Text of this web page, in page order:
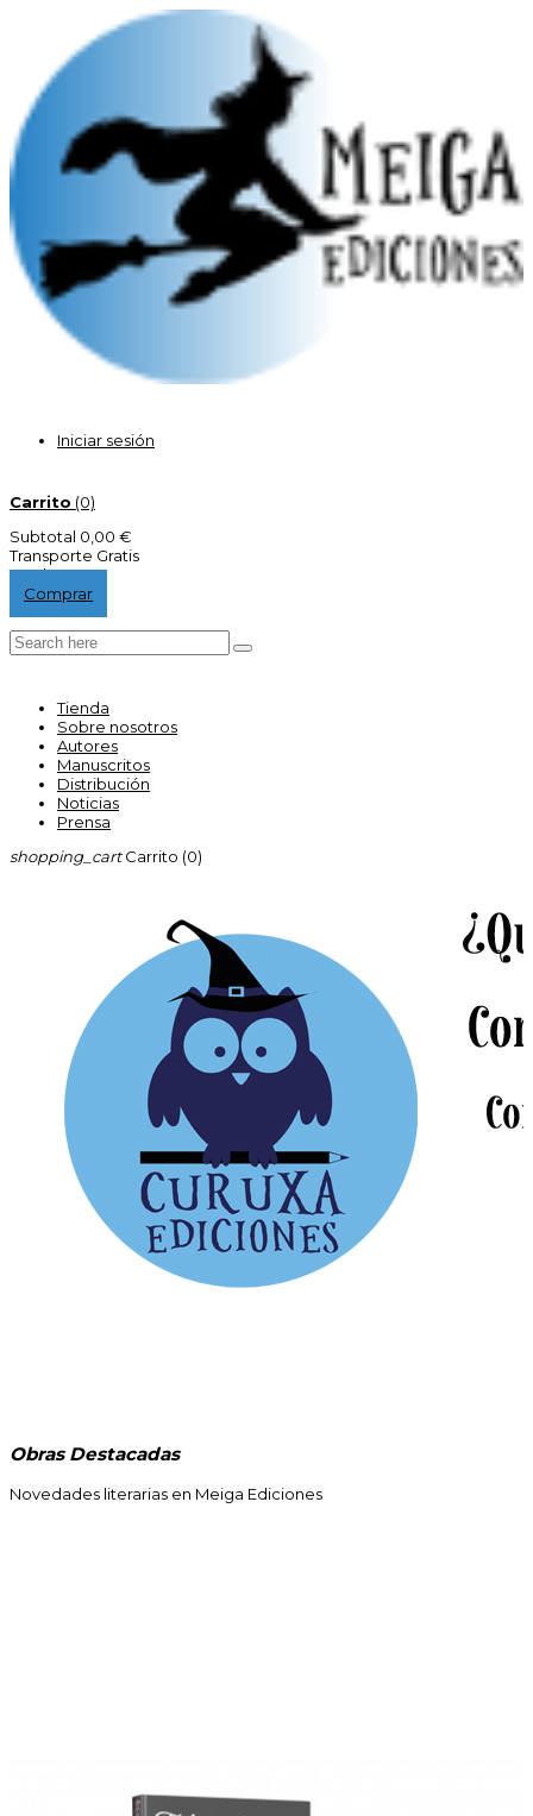
Iniciar sesión
Carrito (0)
Subtotal 0,00 €
Transporte Gratis
Total0,00 €
Comprar
Tienda
Sobre nosotros
Autores
Manuscritos
Distribución
Noticias
Prensa
shopping_cart Carrito (0)
Obras Destacadas
Novedades literarias en Meiga Ediciones